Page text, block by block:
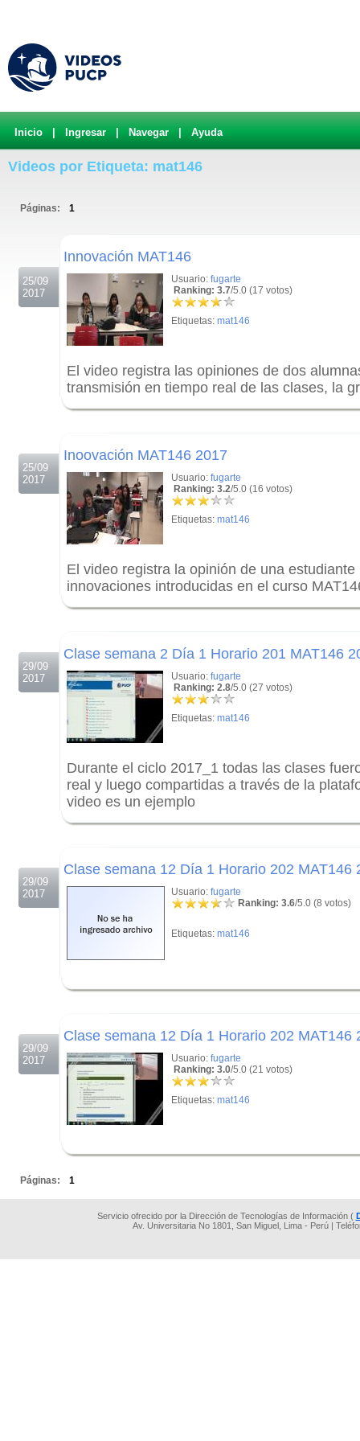
Inicio Ingresar Navegar Ayuda
Videos por Etiqueta: mat146
Páginas: 1
25/09
2017
Innovación MAT146
Usuario: fugarte
Ranking: 3.7/5.0 (17 votos)
Etiquetas: mat146
El video registra las opiniones de dos
transmisión en tiempo real de las clases, la
25/09
2017
Inoovación MAT146 2017
Usuario: fugarte
Ranking: 3.2/5.0 (16 votos)
Etiquetas: mat146
El video registra la opinión de una
innovaciones introducidas en el curso
29/09
2017
Clase semana 2 Día 1 Horario 201 MAT146
Usuario: fugarte
Ranking: 2.8/5.0 (27 votos)
Etiquetas: mat146
Durante el ciclo 2017_1 todas las clases
real y luego compartidas a través de la
video es un ejemplo
29/09
2017
Clase semana 12 Día 1 Horario 202 MAT146
Usuario: fugarte
Ranking: 3.6/5.0 (8 votos)
Etiquetas: mat146
29/09
2017
Clase semana 12 Día 1 Horario 202 MAT146
Usuario: fugarte
Ranking: 3.0/5.0 (21 votos)
Etiquetas: mat146
Páginas: 1
Servicio ofrecido por la Dirección de Tecnologías de Información (
Av. Universitaria No 1801, San Miguel, Lima - Perú |